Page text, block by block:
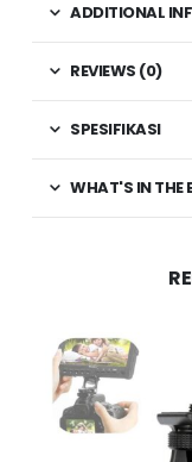
ADDITIONAL
REVIEWS (0)
SPESIFIKASI
WHAT'S IN THE